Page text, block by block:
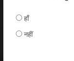
हाँ
नहीं